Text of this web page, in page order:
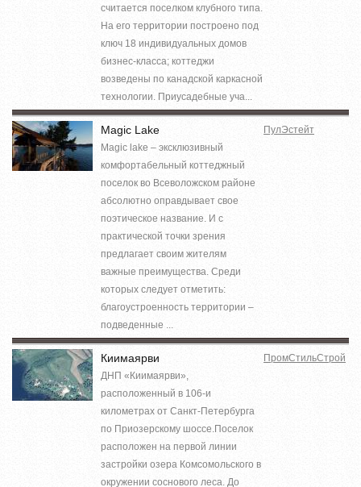
считается поселком клубного типа.
На его территории построено под
ключ 18 индивидуальных домов
бизнес-класса; коттеджи
возведены по канадской каркасной
технологии. Приусадебные уча...
Magic Lake
Magic lake – эксклюзивный
комфортабельный коттеджный
поселок во Всеволожском районе
абсолютно оправдывает свое
поэтическое название. И с
практической точки зрения
предлагает своим жителям
важные преимущества. Среди
которых следует отметить:
благоустроенность территории –
подведенные ...
ПулЭстейт
Киимаярви
ДНП «Киимаярви»,
расположенный в 106-и
километрах от Санкт-Петербурга
по Приозерскому шоссе.Поселок
расположен на первой линии
застройки озера Комсомольского в
окружении соснового леса. До
ПромСтильСтрой